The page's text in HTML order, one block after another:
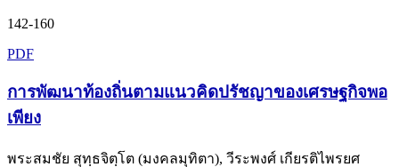
142-160
PDF
การพัฒนาท้องถิ่นตามแนวคิดปรัชญาของเศรษฐกิจพอ
เพียง
พระสมชัย สุทฺธจิตฺโต (มงคลมุทิตา), วีระพงศ์ เกียรติไพรยศ